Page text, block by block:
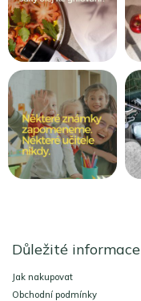
Důležité informace
Jak nakupovat
Obchodní podmínky